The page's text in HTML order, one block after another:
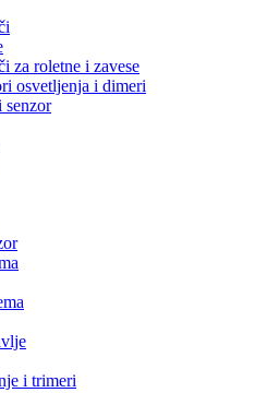
za roletne i zavese
osvetljenja i dimeri
senzor
i trimeri